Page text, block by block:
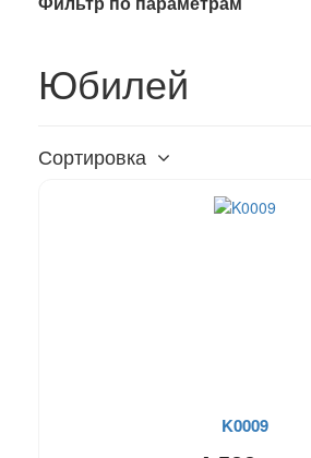
Юбилей
Сортировка
K0009